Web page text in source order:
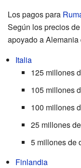
Los pagos para
Según los precios
apoyado a
Italia
125 millones
105 millones
100 millones
25 millones
5 millones de
Finlandia